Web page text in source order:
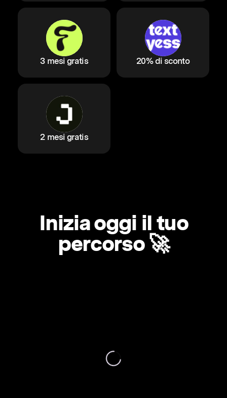
3 mesi gratis 20% di sconto
2 mesi gratis
Inizia oggi il tuo
percorso 🚀